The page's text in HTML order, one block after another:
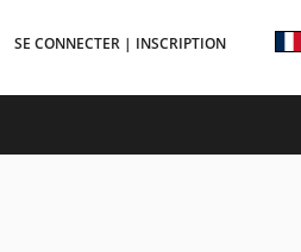
SE CONNECTER | INSCRIPTION